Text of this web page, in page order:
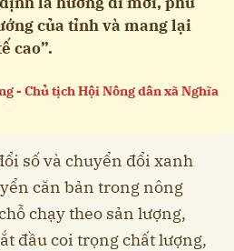
của tỉnh và mang lại
cao”.
- Chủ tịch Hội Nông dân xã Nghĩa
số và chuyển đổi xanh
căn bản trong nông
chạy theo sản lượng,
đầu coi trọng chất lượng,